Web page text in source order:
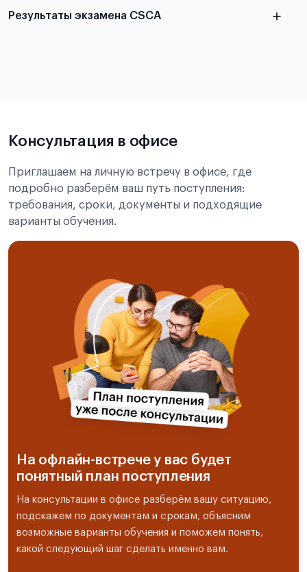
Результаты экзамена CSCA
Консультация в офисе
Приглашаем на личную встречу в офисе, где
подробно разберём ваш путь поступления:
требования, сроки, документы и подходящие
варианты обучения.
На офлайн-встрече у вас будет
понятный план поступления
На консультации в офисе разберём вашу ситуацию,
подскажем по документам и срокам, объясним
возможные варианты обучения и поможем понять,
какой следующий шаг сделать именно вам.